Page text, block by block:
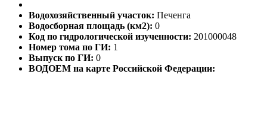
Водохозяйственный участок: Печенга
Водосборная площадь (км2): 0
Код по гидрологической изученности: 201000048
Номер тома по ГИ: 1
Выпуск по ГИ: 0
ВОДОЕМ на карте Российской Федерации: